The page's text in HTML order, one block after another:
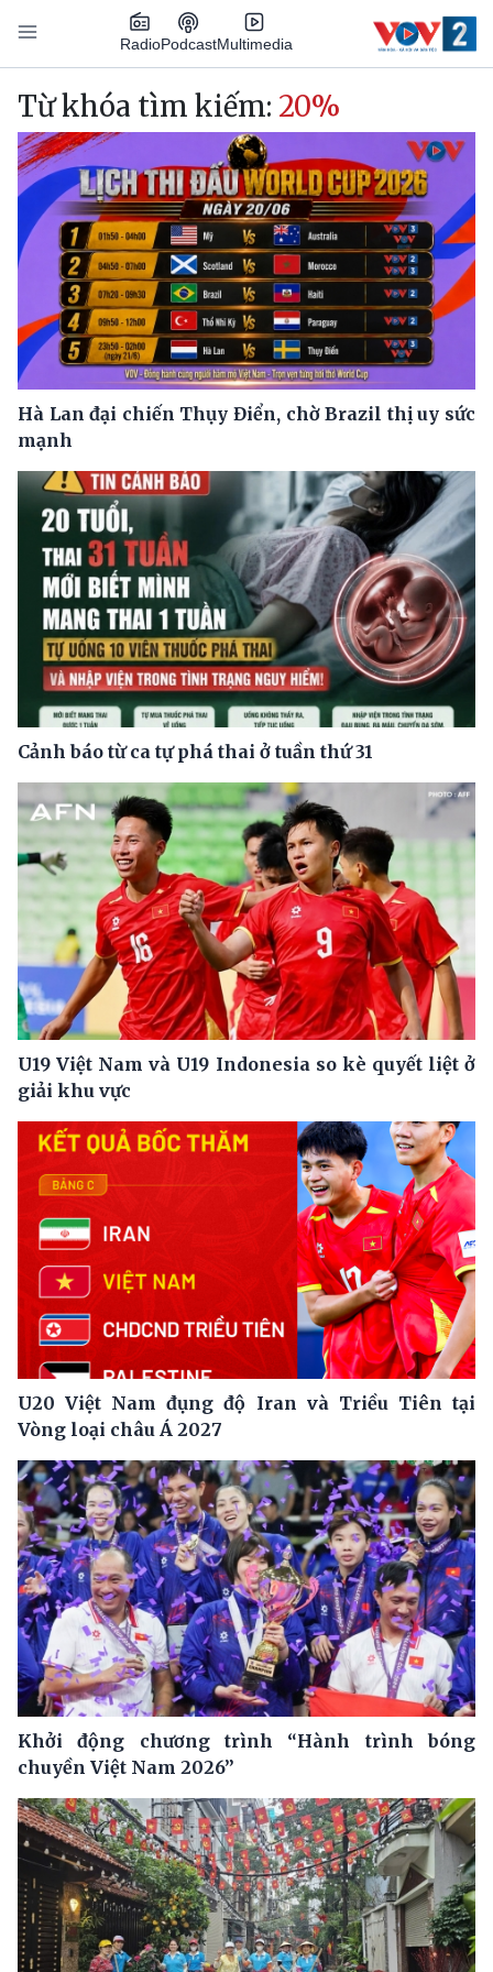
Nhảy đến nội dung
RadioPodcastMultimedia
Main navigation
Từ khóa tìm kiếm: 20%
Hà Lan đại chiến Thụy Điển, chờ Brazil thị uy sức
mạnh
Cảnh báo từ ca tự phá thai ở tuần thứ 31
U19 Việt Nam và U19 Indonesia so kè quyết liệt ở
giải khu vực
U20 Việt Nam đụng độ Iran và Triều Tiên tại
Vòng loại châu Á 2027
Khởi động chương trình “Hành trình bóng
chuyền Việt Nam 2026”